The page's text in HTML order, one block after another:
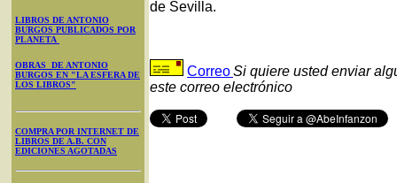
LIBROS DE ANTONIO
BURGOS PUBLICADOS POR
PLANETA
OBRAS DE ANTONIO
BURGOS EN "LA ESFERA DE
LOS LIBROS"
COMPRA POR INTERNET DE
LIBROS DE A.B. CON
EDICIONES AGOTADAS
de Sevilla.
CorreoSi quiere usted enviar
este correo electrónico